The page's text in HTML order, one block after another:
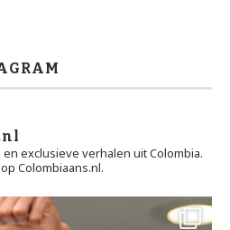
exclusieve verhalen uit Colombia.
Colombiaans.nl.